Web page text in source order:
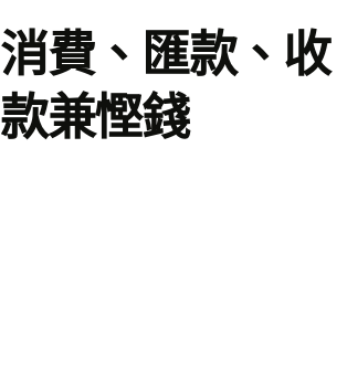
消費、匯款、收
款兼慳錢